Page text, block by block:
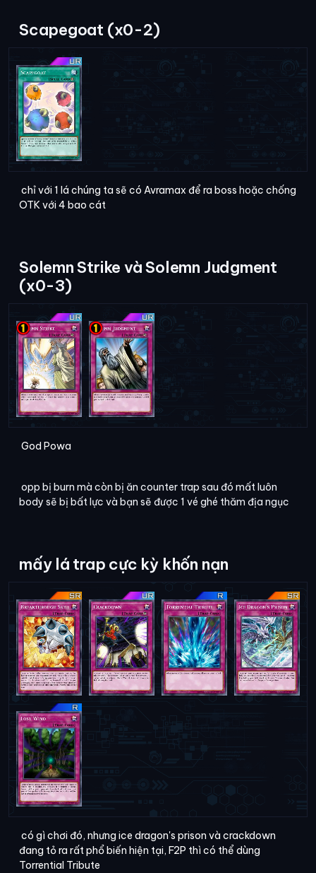
Scapegoat (x0-2)
chỉ với 1 lá chúng ta sẽ có Avramax để ra boss hoặc chống
OTK với 4 bao cát
Solemn Strike và Solemn Judgment
(x0-3)
God Powa
opp bị burn mà còn bị ăn counter trap sau đó mất luôn
body sẽ bị bất lực và bạn sẽ được 1 vé ghé thăm địa ngục
mấy lá trap cực kỳ khốn nạn
có gì chơi đó, nhưng ice dragon's prison và crackdown
đang tỏ ra rất phổ biến hiện tại, F2P thì có thể dùng
Torrential Tribute